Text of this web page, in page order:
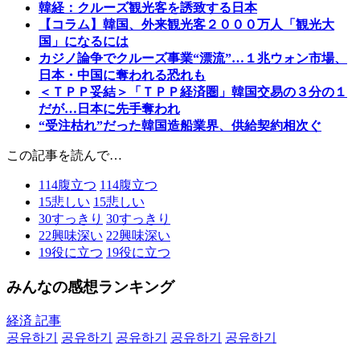
韓経：クルーズ観光客を誘致する日本
【コラム】韓国、外来観光客２０００万人「観光大
国」になるには
カジノ論争でクルーズ事業“漂流”…１兆ウォン市場、
日本・中国に奪われる恐れも
＜ＴＰＰ妥結＞「ＴＰＰ経済圏」韓国交易の３分の１
だが…日本に先手奪われ
“受注枯れ”だった韓国造船業界、供給契約相次ぐ
この記事を読んで…
114腹立つ 114腹立つ
15悲しい 15悲しい
30すっきり 30すっきり
22興味深い 22興味深い
19役に立つ 19役に立つ
みんなの感想ランキング
経済 記事
공유하기
공유하기 공유하기 공유하기
공유하기